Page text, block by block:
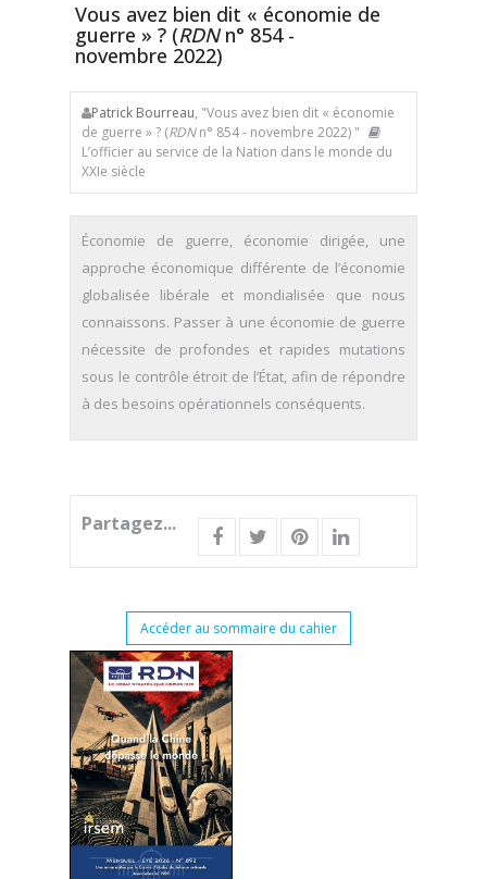
Vous avez bien dit « économie de
guerre » ? (RDNn° 854 -
novembre 2022)
Patrick Bourreau, "Vous avez bien dit « économie
de guerre » ? (RDNn° 854 - novembre 2022) "
L’officier au service de la Nation dans le monde du
XXIe siècle
Économie de guerre, économie dirigée, une
approche économique différente de l’économie
globalisée libérale et mondialisée que nous
connaissons. Passer à une économie de guerre
nécessite de profondes et rapides mutations
sous le contrôle étroit de l’État, afin de répondre
à des besoins opérationnels conséquents.
Partagez...
Accéder au sommaire du cahier